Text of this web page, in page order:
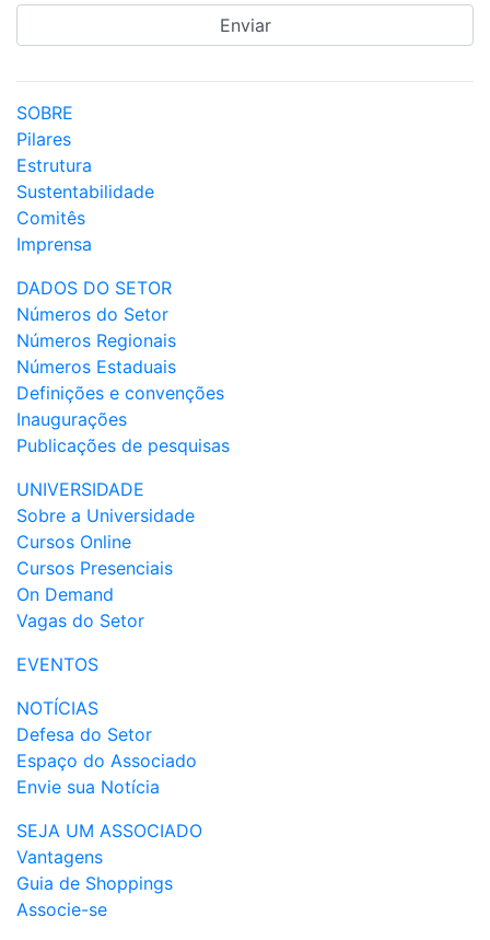
SOBRE
Pilares
Estrutura
Sustentabilidade
Comitês
Imprensa
DADOS DO SETOR
Números do Setor
Números Regionais
Números Estaduais
Definições e convenções
Inaugurações
Publicações de pesquisas
UNIVERSIDADE
Sobre a Universidade
Cursos Online
Cursos Presenciais
On Demand
Vagas do Setor
EVENTOS
NOTÍCIAS
Defesa do Setor
Espaço do Associado
Envie sua Notícia
SEJA UM ASSOCIADO
Vantagens
Guia de Shoppings
Associe-se